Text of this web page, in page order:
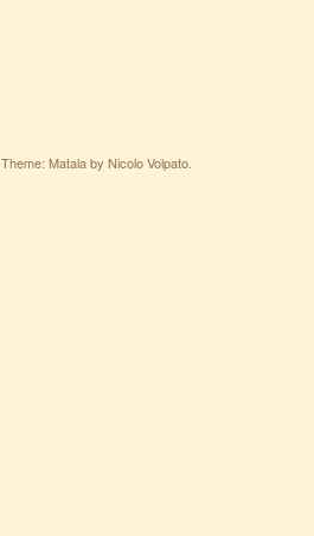
Theme: Matala by Nicolo Volpato.